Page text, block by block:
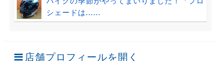
シェードは......
店舗プロフィールを開く